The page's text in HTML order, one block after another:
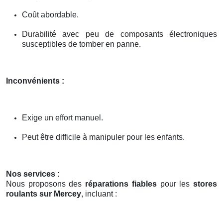
Coût abordable.
Durabilité avec peu de composants électroniques
susceptibles de tomber en panne.
Inconvénients :
Exige un effort manuel.
Peut être difficile à manipuler pour les enfants.
Nos services :
Nous proposons des réparations fiablespour lesstores
roulants sur Mercey, incluant :